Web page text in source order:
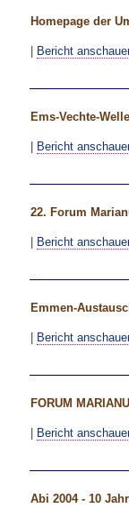
Homepage der
| Bericht
Ems-Vechte-
| Bericht
22. Forum
| Bericht
Emmen-
| Bericht
FORUM
| Bericht
Abi 2004 - 10